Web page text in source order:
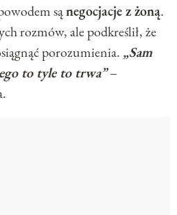
sąnegocjacje z żoną.
rozmów, ale podkreślił, że
porozumienia. „Sam
to tyle to trwa”–